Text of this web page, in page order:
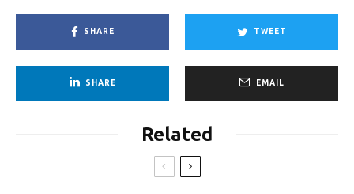
SHARE TWEET
SHARE EMAIL
Related